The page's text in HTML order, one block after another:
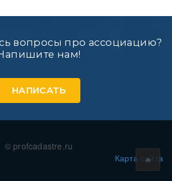
вопросы про ассоциацию?
нам!
НАПИСАТЬ
© profcadastre.ru
Карта сайта